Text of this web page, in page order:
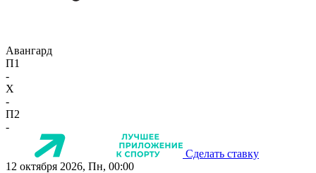
Авангард
П1
-
X
-
П2
-
Сделать ставку
12 октября 2026, Пн, 00:00